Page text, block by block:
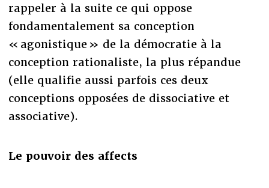
rappeler à la suite ce qui oppose
fondamentalement sa conception
« agonistique » de la démocratie à la
conception rationaliste, la plus répandue
(elle qualifie aussi parfois ces deux
conceptions opposées de dissociative et
associative).
Le pouvoir des affects